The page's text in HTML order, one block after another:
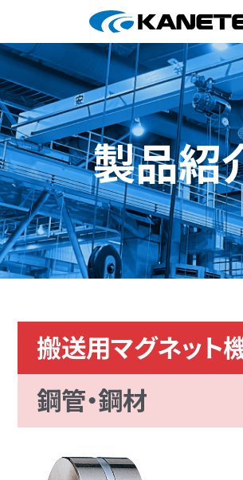
製品紹
搬送用マグネット
鋼管・鋼材